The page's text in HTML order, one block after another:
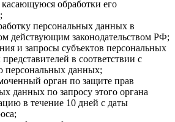
обработки его
персональных данных в
действующим законодательством РФ;
и запросы субъектов персональных
в соответствии с
персональных данных;
орган по защите прав
данных по запросу этого органа
в течение 10 дней с даты